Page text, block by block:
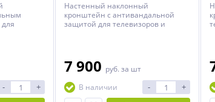
- +
Настенный наклонный
кронштейн с антивандальной
защитой для телевизоров и
7 900 руб. за шт
В наличии
- +